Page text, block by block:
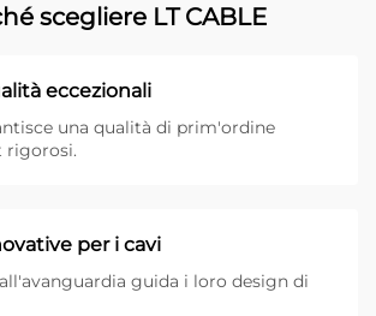
scegliere LT CABLE
eccezionali
una qualità di prim'ordine
rigorosi.
per i cavi
guida i loro design di